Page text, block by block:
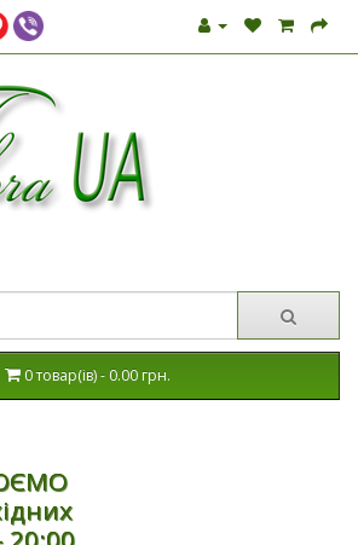
0 товар(ів) - 0.00 грн.